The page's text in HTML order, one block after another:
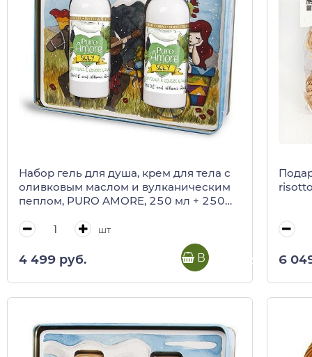
Набор гель для душа, крем для тела с
оливковым маслом и вулканическим
пеплом, PURO AMORE, 250 мл + 250
шт
4 499 руб. В корзину 6